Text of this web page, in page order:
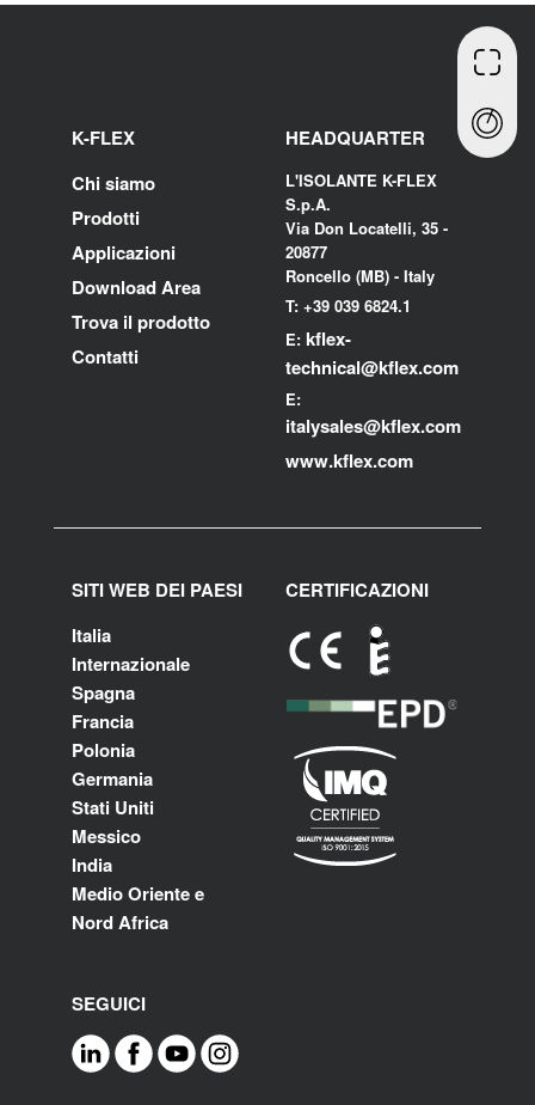
K-FLEX
Chi siamo
Prodotti
Applicazioni
Download Area
Trova il prodotto
Contatti
HEADQUARTER
L'ISOLANTE K-FLEX
S.p.A.
Via Don Locatelli, 35 -
20877
Roncello (MB) - Italy
T: +39 039 6824.1
E: kflex-
technical@kflex.com
E:
italysales@kflex.com
www.kflex.com
SITI WEB DEI PAESI
Italia
Internazionale
Spagna
Francia
Polonia
Germania
Stati Uniti
Messico
India
Medio Oriente e
Nord Africa
CERTIFICAZIONI
SEGUICI